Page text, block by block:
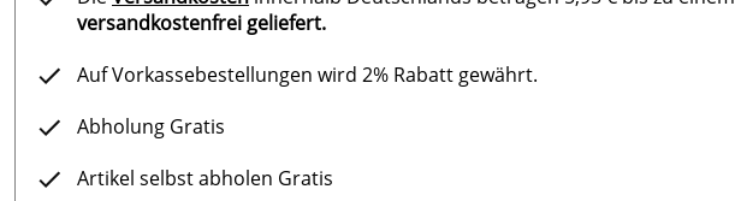
versandkostenfrei geliefert.
Auf Vorkassebestellungen wird 2% Rabatt gewährt.
Abholung Gratis
Artikel selbst abholen Gratis